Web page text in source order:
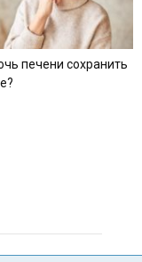
печени сохранить